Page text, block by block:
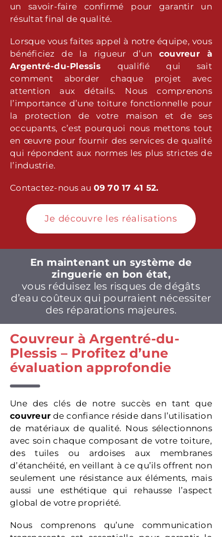
un savoir-faire confirmé pour garantir un
résultat final de qualité.
Lorsque vous faites appel à notre équipe, vous
bénéficiez de la rigueur d’un couvreur à
Argentré-du-Plessis qualifié qui sait
comment aborder chaque projet avec
attention aux détails. Nous comprenons
l’importance d’une toiture fonctionnelle pour
la protection de votre maison et de ses
occupants, c’est pourquoi nous mettons tout
en œuvre pour fournir des services de qualité
qui répondent aux normes les plus strictes de
l’industrie.
Contactez-nous au 09 70 17 41 52.
Je découvre les réalisations
En maintenant un système de
zinguerie en bon état,
vous réduisez les risques de dégâts
d’eau coûteux qui pourraient nécessiter
des réparations majeures.
Couvreur à Argentré-du-
Plessis – Profitez d’une
évaluation approfondie
Une des clés de notre succès en tant que
couvreur de confiance réside dans l’utilisation
de matériaux de qualité. Nous sélectionnons
avec soin chaque composant de votre toiture,
des tuiles ou ardoises aux membranes
d’étanchéité, en veillant à ce qu’ils offrent non
seulement une résistance aux éléments, mais
aussi une esthétique qui rehausse l’aspect
global de votre propriété.
Nous comprenons qu’une communication